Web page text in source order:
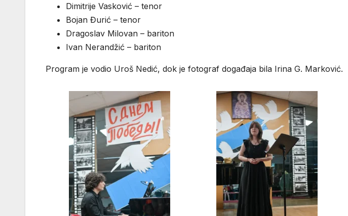
Dimitrije Vasković – tenor
Bojan Đurić – tenor
Dragoslav Milovan – bariton
Ivan Nerandžić – bariton
Program je vodio Uroš Nedić, dok je fotograf događaja bila Irina G. Marković.